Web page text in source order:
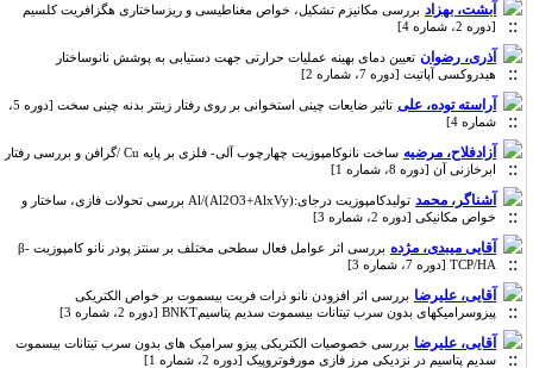
آبشت، بهزاد بررسی مکانیزم تشکیل، خواص مغناطیسی و ریزساختاری هگزافریت کلسیم
[دوره 2، شماره 4]
آذری، رضوان
تعیین دمای بهینه عملیات حرارتی جهت دستیابی به پوشش نانوساختار
هیدروکسی آپاتیت‌ [دوره 7، شماره 2]
آراسته توده، علی
تاثیر ضایعات چینی استخوانی بر روی رفتار زینتر بدنه چینی سخت [دوره 5،
شماره 4]
آزادفلاح، مرضیه
ساخت نانوکامپوزیت چهارچوب‌ آلی- فلزی بر پایه Cu /گرافن و بررسی رفتار
ابرخازنی آن [دوره 8، شماره 1]
آشناگر، محمد
تولیدکامپوزیت درجای:Al/(Al2O3+AlxVy) بررسی تحولات فازی، ساختار و
خواص مکانیکی [دوره 2، شماره 3]
آقایی میبدی، مژده
بررسی اثر عوامل فعال سطحی مختلف بر سنتز پودر نانو کامپوزیت β-
TCP/HA [دوره 7، شماره 3]
آقایی، علیرضا بررسی اثر افزودن نانو ذرات فریت بیسموت بر خواص الکتریکی
پیزوسرامیکهای بدون سرب تیتانات بیسموت سدیم پتاسیمBNKT [دوره 2، شماره 3]
آقایی، علیرضا بررسی خصوصیات الکتریکی پیزو سرامیک های بدون سرب تیتانات بیسموت
سدیم پتاسیم در نزدیکی مرز فازی مورفوتروپیک [دوره 2، شماره 1]